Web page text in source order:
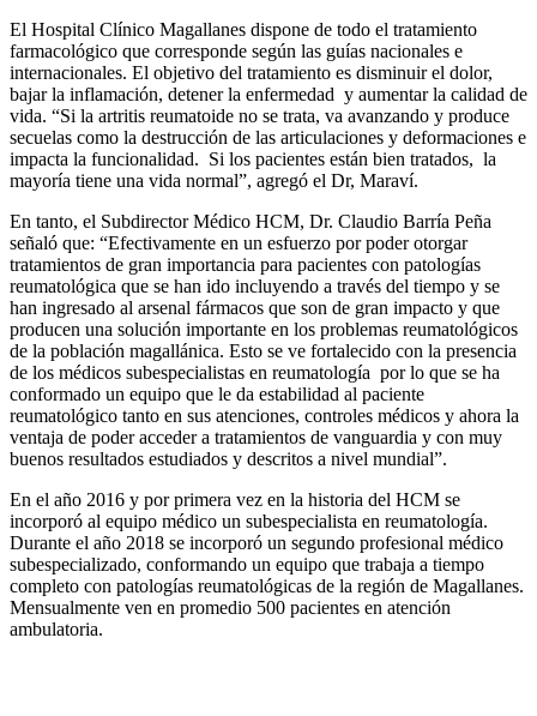
El Hospital Clínico Magallanes dispone de todo el tratamiento
farmacológico que corresponde según las guías nacionales e
internacionales. El objetivo del tratamiento es disminuir el dolor,
bajar la inflamación, detener la enfermedad y aumentar la calidad de
vida. “Si la artritis reumatoide no se trata, va avanzando y produce
secuelas como la destrucción de las articulaciones y deformaciones e
impacta la funcionalidad. Si los pacientes están bien tratados, la
mayoría tiene una vida normal”, agregó el Dr, Maraví.
En tanto, el Subdirector Médico HCM, Dr. Claudio Barría Peña
señaló que: “Efectivamente en un esfuerzo por poder otorgar
tratamientos de gran importancia para pacientes con patologías
reumatológica que se han ido incluyendo a través del tiempo y se
han ingresado al arsenal fármacos que son de gran impacto y que
producen una solución importante en los problemas reumatológicos
de la población magallánica. Esto se ve fortalecido con la presencia
de los médicos subespecialistas en reumatología por lo que se ha
conformado un equipo que le da estabilidad al paciente
reumatológico tanto en sus atenciones, controles médicos y ahora la
ventaja de poder acceder a tratamientos de vanguardia y con muy
buenos resultados estudiados y descritos a nivel mundial”.
En el año 2016 y por primera vez en la historia del HCM se
incorporó al equipo médico un subespecialista en reumatología.
Durante el año 2018 se incorporó un segundo profesional médico
subespecializado, conformando un equipo que trabaja a tiempo
completo con patologías reumatológicas de la región de Magallanes.
Mensualmente ven en promedio 500 pacientes en atención
ambulatoria.